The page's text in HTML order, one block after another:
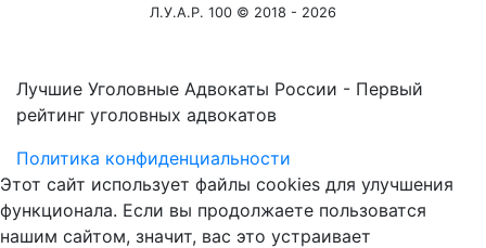
Л.У.А.Р. 100 © 2018 - 2026
Лучшие Уголовные Адвокаты России - Первый
рейтинг уголовных адвокатов
Политика конфиденциальности
Этот сайт использует файлы cookies для улучшения
функционала. Если вы продолжаете пользоватся
нашим сайтом, значит, вас это устраивает